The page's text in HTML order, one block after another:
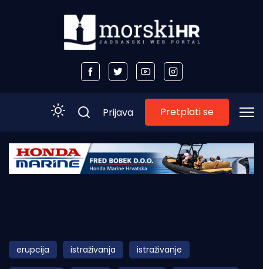
Početna
Obala
Otoci
Prijava Pretplati se
erupcija istraživanja istraživanje